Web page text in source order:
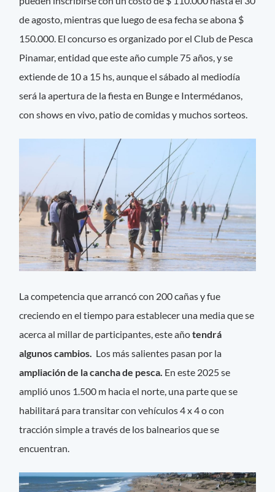
de agosto, mientras que luego de esa fecha se abona $
150.000. El concurso es organizado por el Club de Pesca
Pinamar, entidad que este año cumple 75 años, y se
extiende de 10 a 15 hs, aunque el sábado al mediodía
será la apertura de la fiesta en Bunge e Intermédanos,
con shows en vivo, patio de comidas y muchos sorteos.
La competencia que arrancó con 200 cañas y fue
creciendo en el tiempo para establecer una media que se
acerca al millar de participantes, este añotendrá
algunos cambios. Los más salientes pasan por la
ampliación de la cancha de pesca. En este 2025 se
amplió unos 1.500 m hacia el norte, una parte que se
habilitará para transitar con vehículos 4 x 4 o con
tracción simple a través de los balnearios que se
encuentran.